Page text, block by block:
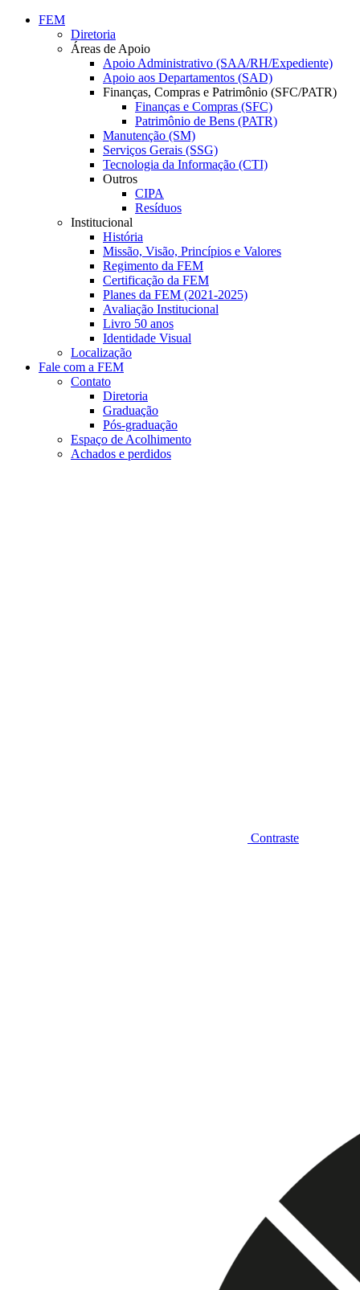
Conteúdo principal
FEM
Diretoria
Áreas de Apoio
Apoio Administrativo (SAA/RH/Expediente)
Apoio aos Departamentos (SAD)
Finanças, Compras e Patrimônio (SFC/PATR)
Finanças e Compras (SFC)
Patrimônio de Bens (PATR)
Manutenção (SM)
Serviços Gerais (SSG)
Tecnologia da Informação (CTI)
Outros
CIPA
Resíduos
Institucional
História
Missão, Visão, Princípios e Valores
Regimento da FEM
Certificação da FEM
Planes da FEM (2021-2025)
Avaliação Institucional
Livro 50 anos
Identidade Visual
Localização
Fale com a FEM
Contato
Diretoria
Graduação
Pós-graduação
Espaço de Acolhimento
Achados e perdidos
Contraste